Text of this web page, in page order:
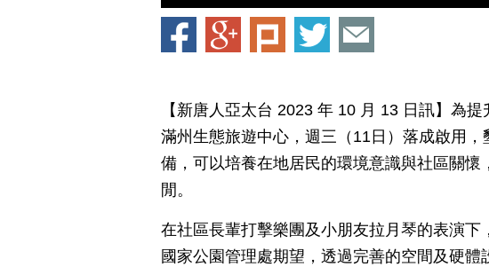
【新唐人亞太台 2023 年 10 月 13 日訊】為
滿州生態旅遊中心，週三（11日）落成啟用
備，可以培養在地居民的環境意識與社區關
閒。
在社區長輩打擊樂團及小朋友拉月琴的表演
國家公園管理處期望，透過完善的空間及硬